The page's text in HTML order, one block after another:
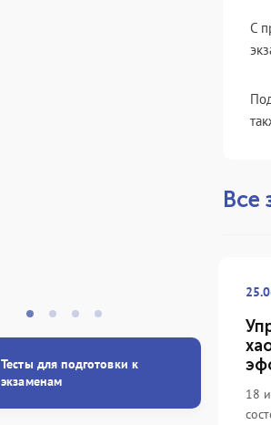
Тесты для подготовки к
экзаменам
С
Все
18